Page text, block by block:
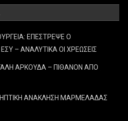
ΕΠΕΣΤΡΕΨΕ Ο
– ΑΝΑΛΥΤΙΚΑ ΟΙ ΧΡΕΩΣΕΙΣ
ΑΡΚΟΥΔΑ – ΠΙΘΑΝΟΝ ΑΠΟ
ΑΝΑΚΛΗΣΗ ΜΑΡΜΕΛΑΔΑΣ